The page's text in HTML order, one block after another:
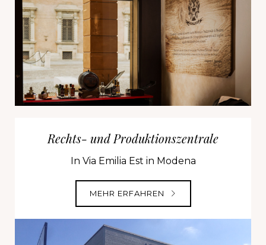
Rechts- und Produktionszentrale
In Via Emilia Est in Modena
MEHR ERFAHREN